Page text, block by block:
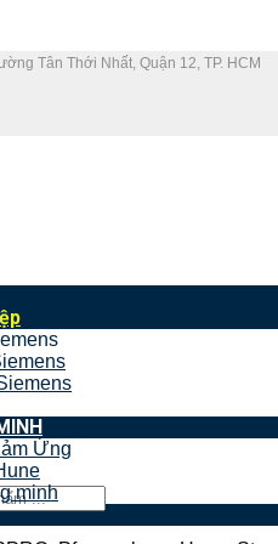
Tân Thới Nhất, Quận 12, TP. HCM
Ứng
minh